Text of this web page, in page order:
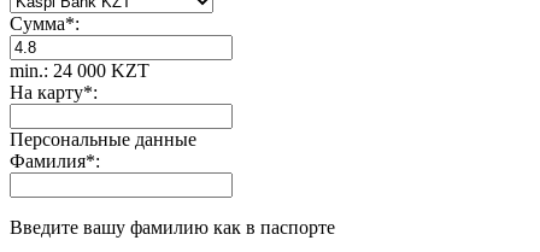
Сумма*:
min.: 24 000 KZT
На карту*:
Персональные данные
Фамилия*:
Введите вашу фамилию как в паспорте